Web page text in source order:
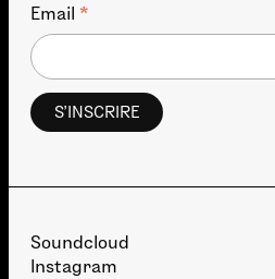
Email *
Soundcloud
Instagram